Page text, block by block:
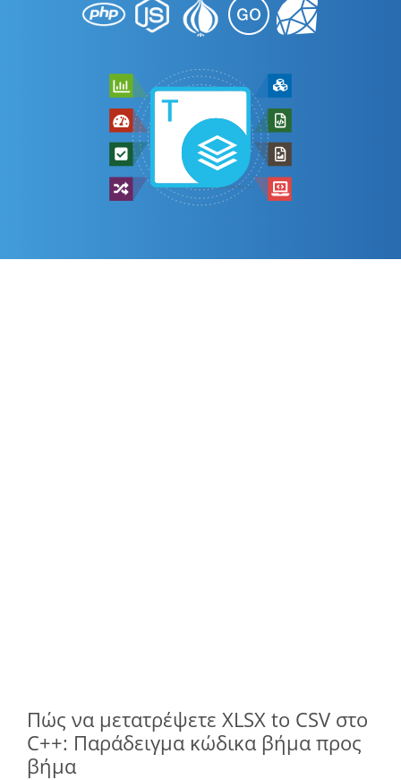
Πώς να μετατρέψετε XLSX to CSV στο
C++: Παράδειγμα κώδικα βήμα προς
βήμα